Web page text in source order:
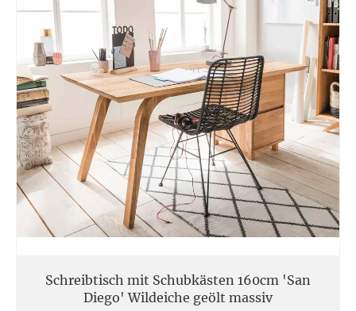
Schreibtisch mit Schubkästen 160cm 'San
Diego' Wildeiche geölt massiv